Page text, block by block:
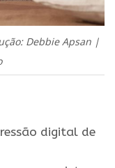
Debbie Apsan |
digital de